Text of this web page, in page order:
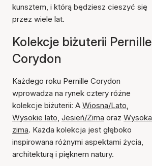
kunsztem, i którą będziesz cieszyć się
przez wiele lat.
Kolekcje biżuterii Pernille
Corydon
Każdego roku Pernille Corydon
wprowadza na rynek cztery różne
kolekcje biżuterii: A Wiosna/Lato,
Wysokie lato, Jesień/Zima oraz Wysoka
zima. Każda kolekcja jest głęboko
inspirowana różnymi aspektami życia,
architekturą i pięknem natury.